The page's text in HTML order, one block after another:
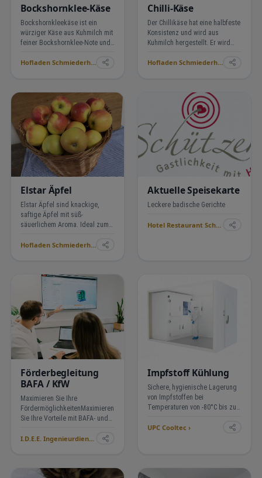
Bockshornklee-Käse
Bockshornkleekäse ist ein
würziger Käse aus Kuhmilch mit
feiner Bockshornklee-Note und
kräftig und ideal zur Brotzeit.
Hofladen Schmiederhof Langenhard ›
Chilli-Käse
Der Chillikäse hat eine halbfeste
Konsistenz und wird aus
Kuhmilch hergestellt. Er wird
und überzeugt mit cremiger
Vesper, Burger o…
Hofladen Schmiederhof Langenhard ›
Elstar Äpfel
Elstar Äpfel sind knackige,
saftige Äpfel mit süß-
säuerlichem Aroma. Ideal zum
Desserts. Besonders
Hofladen Schmiederhof Langenhard ›
Aktuelle Speisekarte
Leckere badische Gerichte
Hotel Restaurant Schützen ›
Förderbegleitung
BAFA / KfW
Maximieren Sie Ihre
FördermöglichkeitenMaximieren
Sie Ihre Vorteile mit BAFA- und
begleiten Sie von der
Heizungstausch oder
I.D.E.E. Ingenieurdienstleistungen für Energie Effizienz ›
Impfstoff Kühlung
Sichere, hygienische Lagerung
von Impfstoffen bei
Temperaturen von -80°C bis zu
gegen SARS-CoV-2 scheint mit
UPC Cooltec ›